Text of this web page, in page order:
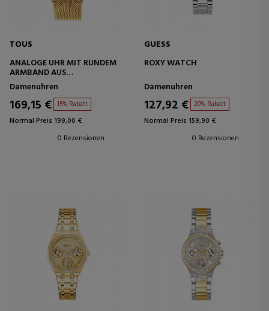
TOUS
ANALOGE UHR MIT RUNDEM
ARMBAND AUS
GOLDFARBENEM EDELSTAHL-
MESH
Damenuhren
169,15 € 15% Rabatt
Normal Preis 199,00 €
0 Rezensionen
GUESS
ROXY WATCH
Damenuhren
127,92 € 20% Rabatt
Normal Preis 159,90 €
0 Rezensionen